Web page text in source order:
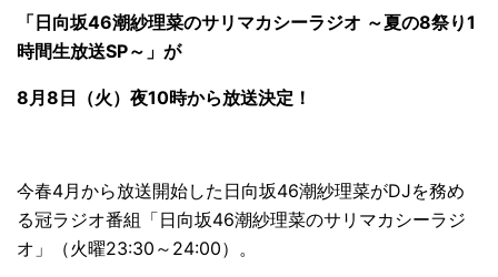
「日向坂46潮紗理菜のサリマカシーラジオ ～夏の8祭り1
時間生放送SP～」が
8月8日（火）夜10時から放送決定！
今春4月から放送開始した日向坂46潮紗理菜がDJを務め
る冠ラジオ番組「日向坂46潮紗理菜のサリマカシーラジ
オ」（火曜23:30～24:00）。